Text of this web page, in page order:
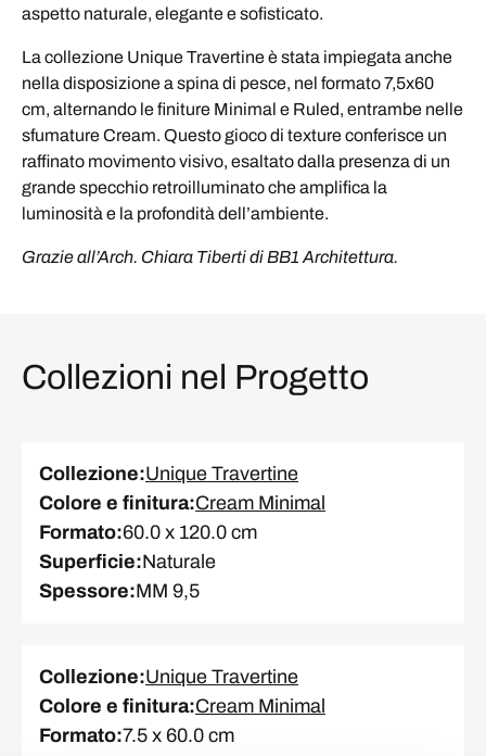
aspetto naturale, elegante e sofisticato.
La collezione Unique Travertine è stata impiegata anche
nella disposizione a spina di pesce, nel formato 7,5x60
cm, alternando le finiture Minimal e Ruled, entrambe nelle
sfumature Cream. Questo gioco di texture conferisce un
raffinato movimento visivo, esaltato dalla presenza di un
grande specchio retroilluminato che amplifica la
luminosità e la profondità dell’ambiente.
Grazie all’Arch. Chiara Tiberti di BB1 Architettura.
Collezioni nel Progetto
Collezione:Unique Travertine
Colore e finitura:Cream Minimal
Formato:60.0 x 120.0 cm
Superficie:Naturale
Spessore:MM 9,5
Collezione:Unique Travertine
Colore e finitura:Cream Minimal
Formato:7.5 x 60.0 cm